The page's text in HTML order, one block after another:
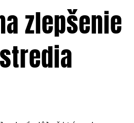
zlepšenie